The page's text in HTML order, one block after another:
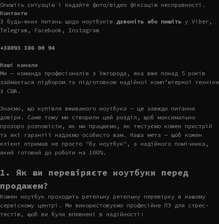
Опишіть ситуацію і надайте фото/відео фіксацію несправності.
Контакти
З будь-яких питань щодо ноутбуків дзвоніть або пишіть у Viber,
Telegram, Facebook, Instagram
+38093 386 00 94
Наші канали
Ми — команда професіоналів з Ужгорода, яка вже понад 5 років
займається підбором та підготовкою надійної комп’ютерної техніки
з США.
Знаємо, що купівля вживаного ноутбука — це завжди питання
довіри. Саме тому ми створили цей розділ, щоб максимально
прозоро розповісти, як ми працюємо, як тестуємо кожен пристрій
та які гарантії надаємо особисто вам. Наша мета — щоб кожен
клієнт отримав не просто "бу ноутбук", а надійного помічника,
який готовий до роботи на 100%.
1. Як ви перевіряєте ноутбуки перед
продажем?
Кожен ноутбук проходить ретельну ретельну перевірку в нашому
сервісному центрі. Ми використовуємо професійне ПЗ для стрес-
тестів, щоб ви були впевнені в надійності: